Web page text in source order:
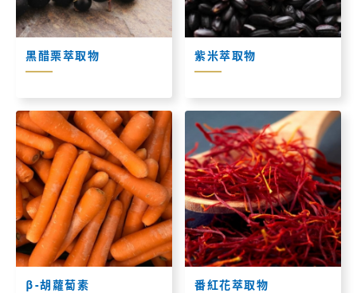
黑醋栗萃取物 紫米萃取物
β-胡蘿蔔素 番紅花萃取物